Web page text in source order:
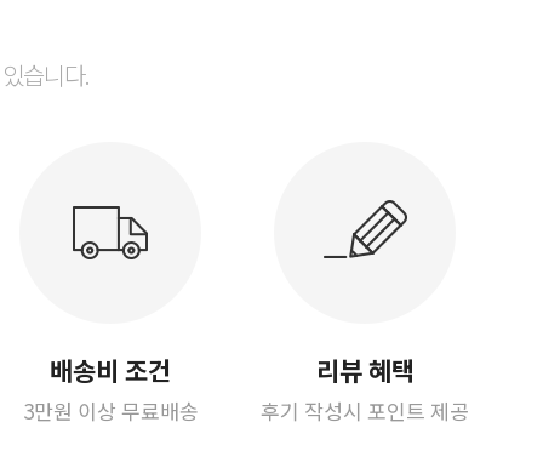
습니다.
배송비 조건
3만원 이상 무료배송
리뷰 혜택
후기 작성시 포인트 제공